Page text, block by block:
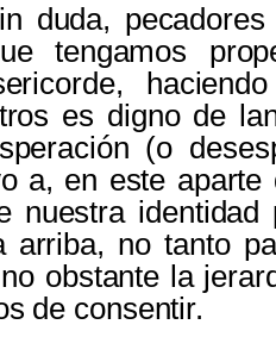
duda,
tengamos
es digno de
(o
a, en este
nuestra
arriba, no tanto
obstante la
de consentir.